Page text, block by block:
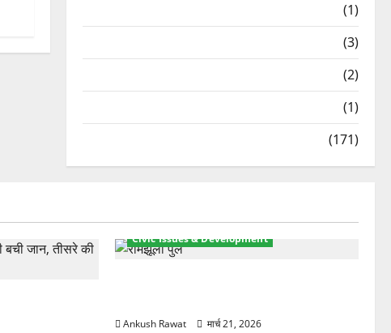
(1)
(3)
(2)
(1)
(171)
Civic Issues & Development
Ankush Rawat मार्च 21, 2026